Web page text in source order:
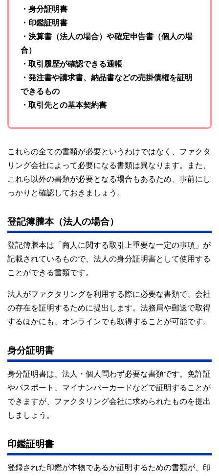
・身分証明書
・印鑑証明書
・決算書（法人の場合）や確定申告書（個人の場
合）
・取引履歴が確認できる通帳
・発注書や請求書、納品書などの売掛債権を証明
できるもの
・取引先との基本契約書
これらの全ての書類が必要というわけではなく、ファクタ
リング会社によって必要になる書類は異なります。また、
これら以外の書類が必要となる場合もあるため、事前にし
っかりと確認しておきましょう。
登記簿謄本（法人の場合）
登記簿謄本は「商人に関する取引上重要な一定の事項」が
記載されているもので、法人の身分証明書として使用する
ことができる書類です。
法人がファクタリングを利用する際に必要な書類で、会社
の存在を証明するために提出します。法務局や郵送で取得
するほかにも、オンラインでも取得することが可能です。
身分証明書
身分証明書は、法人・個人問わず必要な書類です。免許証
やパスポート、マイナンバーカードなどで証明することが
できますが、ファクタリング会社に求められたものを提出
しましょう。
印鑑証明書
登録された印鑑が本物であるか証明するための書類が、印